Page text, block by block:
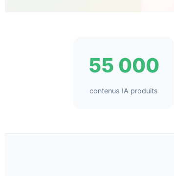
55 000
contenus IA produits